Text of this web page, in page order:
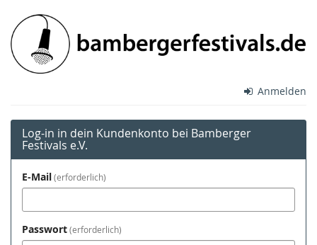
Zum
Haupt-
Inhalt
springen
Bamberger
Festivals
e.V.
Anmelden
Log-in in dein Kundenkonto bei Bamberger
Festivals e.V.
E-Mail erforderlich
Passwort erforderlich